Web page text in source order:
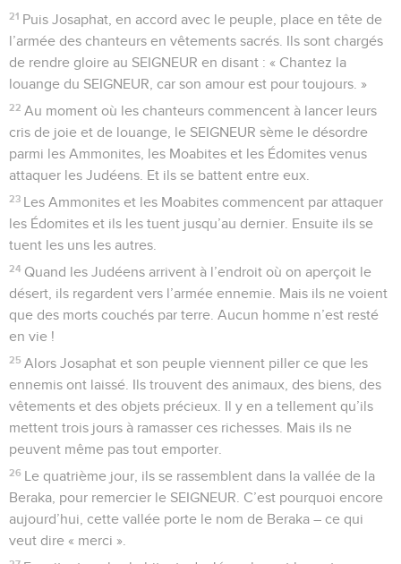
21 Puis Josaphat, en accord avec le peuple, place en tête de
l’armée des chanteurs en vêtements sacrés. Ils sont chargés
de rendre gloire au SEIGNEUR en disant : « Chantez la
louange du SEIGNEUR, car son amour est pour toujours. »
22 Au moment où les chanteurs commencent à lancer leurs
cris de joie et de louange, le SEIGNEUR sème le désordre
parmi les Ammonites, les Moabites et les Édomites venus
attaquer les Judéens. Et ils se battent entre eux.
23 Les Ammonites et les Moabites commencent par attaquer
les Édomites et ils les tuent jusqu’au dernier. Ensuite ils se
tuent les uns les autres.
24 Quand les Judéens arrivent à l’endroit où on aperçoit le
désert, ils regardent vers l’armée ennemie. Mais ils ne voient
que des morts couchés par terre. Aucun homme n’est resté
en vie !
25 Alors Josaphat et son peuple viennent piller ce que les
ennemis ont laissé. Ils trouvent des animaux, des biens, des
vêtements et des objets précieux. Il y en a tellement qu’ils
mettent trois jours à ramasser ces richesses. Mais ils ne
peuvent même pas tout emporter.
26 Le quatrième jour, ils se rassemblent dans la vallée de la
Beraka, pour remercier le SEIGNEUR. C’est pourquoi encore
aujourd’hui, cette vallée porte le nom de Beraka – ce qui
veut dire « merci ».